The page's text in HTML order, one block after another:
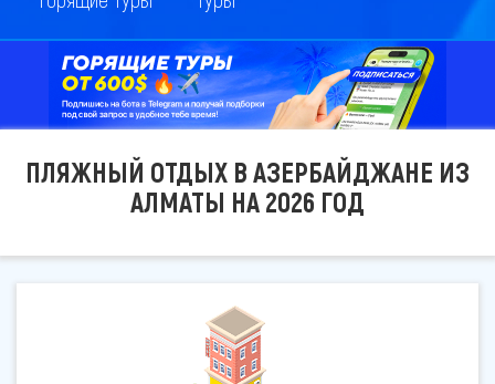
ПЛЯЖНЫЙ ОТДЫХ В АЗЕРБАЙДЖАНЕ ИЗ
АЛМАТЫ НА 2026 ГОД